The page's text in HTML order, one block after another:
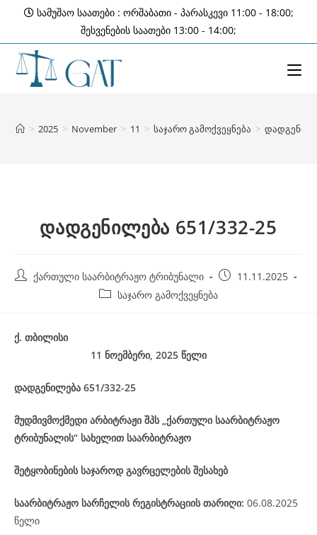
content
სამუშაო საათები : ორშაბათი - პარასკევი 11:00 - 18:00;
შესვენების საათები 13:00 - 14:00;
> 2025 > November > 11 > საჯარო გამოქვეყნება >
დადგენილება 651/332-25
Post ქართული საარბიტრაჟო ტრიბუნალი
Post 11.11.2025
Post საჯარო გამოქვეყნება
ქ. თბილისი
11 ნოემბერი, 2025 წელი
დადგენილება 651/332-25
მუდმივმოქმედი არბიტრაჟი შპს „ქართული საარბიტრაჟო
ტრიბუნალის“ სახელით საარბიტრაჟო
შეტყობინების საჯაროდ გავრცელების შესახებ
საარბიტრაჟო სარჩელის რეგისტრაციის თარიღი: 06.08.2025
წელი